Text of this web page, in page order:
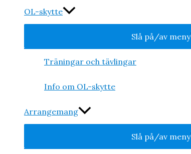
OL-skytte
Slå på/av meny
Träningar och tävlingar
Info om OL-skytte
Arrangemang
Slå på/av meny